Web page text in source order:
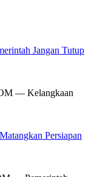
Jangan Tutup
— Kelangkaan
Persiapan